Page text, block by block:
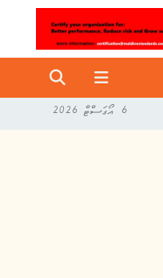
6 އޯގަސްޓް 2026